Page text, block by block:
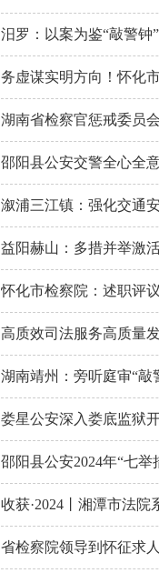
汨罗：以案为鉴“敲警钟
务虚谋实明方向！怀化
湖南省检察官惩戒委员
邵阳县公安交警全心全
溆浦三江镇：强化交通
益阳赫山：多措并举激
怀化市检察院：述职评
高质效司法服务高质量
湖南靖州：旁听庭审“敲
娄星公安深入娄底监狱
邵阳县公安2024年“七
收获·2024丨湘潭市法
省检察院领导到怀征求